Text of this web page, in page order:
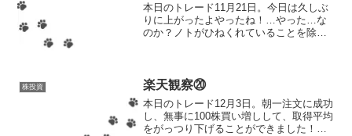
本日のトレード11月21日。今日は久しぶ
りに上がったよやったね！…やった…な
のか？ノトがひねくれていることを除い
8.4円だったら...
株投資 楽天観察⑳
本日のトレード12月3日。朝一注文に成功
し、無事に100株買い増しして、取得平均
をがっつり下げることができました！こ